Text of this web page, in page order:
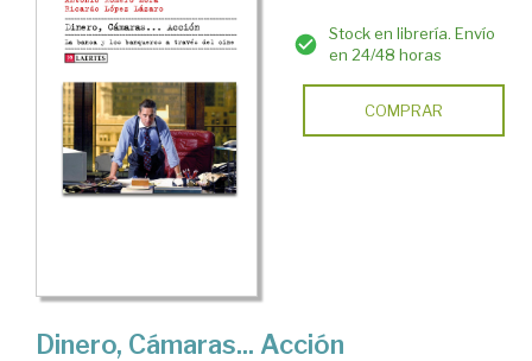
Stock en librería. Envío
en 24/48 horas
COMPRAR
Dinero, Cámaras... Acción